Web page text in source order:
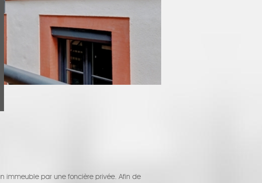
immeuble par une foncière privée. Afin de